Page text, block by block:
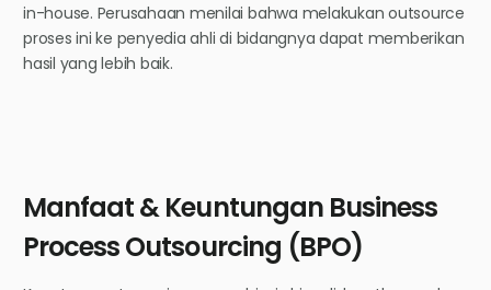
in-house. Perusahaan menilai bahwa melakukan outsource
proses ini ke penyedia ahli di bidangnya dapat memberikan
hasil yang lebih baik.
Manfaat & Keuntungan Business
Process Outsourcing (BPO)